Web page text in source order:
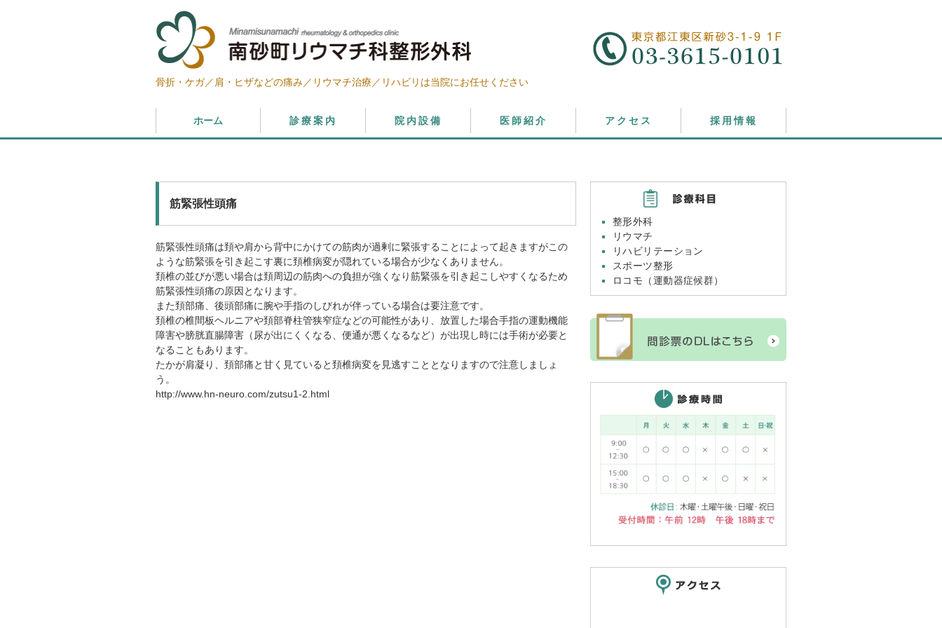
骨折・ケガ／肩・ヒザなどの痛み／リウマチ治療／リハビリは当院にお任せください
ホーム 診療案内 院内設備 医師紹介 アクセス 採用情報
筋緊張性頭痛
筋緊張性頭痛は頚や肩から背中にかけての筋肉が過剰に緊張することによって起きますがこの
ような筋緊張を引き起こす裏に頚椎病変が隠れている場合が少なくありません。
頚椎の並びが悪い場合は頚周辺の筋肉への負担が強くなり筋緊張を引き起こしやすくなるため
筋緊張性頭痛の原因となります。
また頚部痛、後頭部痛に腕や手指のしびれが伴っている場合は要注意です。
頚椎の椎間板ヘルニアや頚部脊柱管狭窄症などの可能性があり、放置した場合手指の運動機能
障害や膀胱直腸障害（尿が出にくくなる、便通が悪くなるなど）が出現し時には手術が必要と
なることもあります。
たかが肩凝り、頚部痛と甘く見ていると頚椎病変を見逃すこととなりますので注意しましょ
う。
http://www.hn-neuro.com/zutsu1-2.html
整形外科
リウマチ
リハビリテーション
スポーツ整形
ロコモ（運動器症候群）